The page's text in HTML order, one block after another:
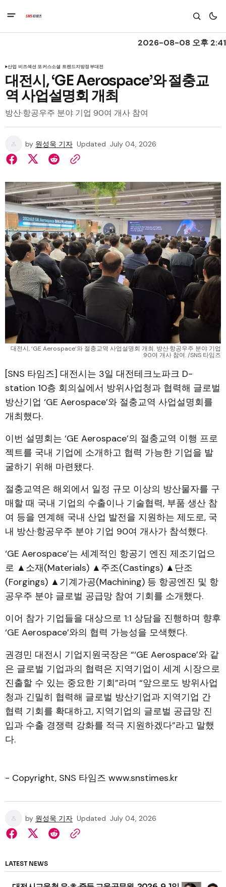
2026-08-08 오후 2:41
산업 비즈섹션 포커스소셜 트렌드지방정부대전
대전시, ‘GE Aerospace’와 절충교
역 사업설명회 개최
방산·항공우주 분야 기업 90여 개사 참여
by 원성욱 기자 Updated July 04, 2026
대전시, ‘GE Aerospace’와 절충교역 사업설명회 개최. 방산·항공우주 분야 기업
90여 개사 참여. /SNS 타임즈
[SNS 타임즈] 대전시는 3일 대전테크노파크 D-
station 10층 회의실에서 방위사업청과 협력해 글로벌
방산기업 ‘GE Aerospace’와 절충교역 사업설명회를
개최했다.
이번 설명회는 ‘GE Aerospace’의 절충교역 이행 프로
젝트를 국내 기업에 소개하고 협력 가능한 기업을 발
굴하기 위해 마련됐다.
절충교역은 해외에서 일정 규모 이상의 방산물자를 구
매할 때 국내 기업의 수출이나 기술협력, 부품 생산 참
여 등을 연계해 국내 산업 발전을 지원하는 제도로, 국
내 방산·항공우주 분야 기업 90여 개사가 참석했다.
‘GE Aerospace’는 세계적인 항공기 엔진 제조기업으
로 ▲소재(Materials) ▲주조(Castings) ▲단조
(Forgings) ▲기계가공(Machining) 등 항공엔진 및 항
공우주 분야 글로벌 공급망 참여 기회를 소개했다.
이어 참가 기업들을 대상으로 1:1 상담을 진행하며 향후
‘GE Aerospace’와의 협력 가능성을 모색했다.
권경민 대전시 기업지원국장은 “‘GE Aerospace’와 같
은 글로벌 기업과의 협력은 지역기업이 세계 시장으로
진출할 수 있는 중요한 기회”라며 “앞으로도 방위사업
청과 긴밀히 협력해 글로벌 방산기업과 지역기업 간
협력 기회를 확대하고, 지역기업의 글로벌 공급망 진
입과 수출 경쟁력 강화를 적극 지원하겠다”라고 말했
다.
- Copyright, SNS 타임즈 www.snstimes.kr
by 원성욱 기자 Updated July 04, 2026
LATEST NEWS